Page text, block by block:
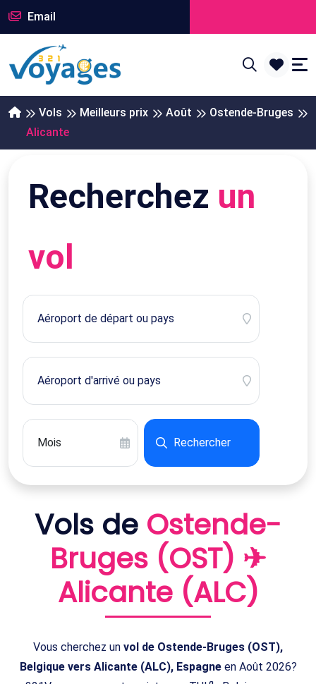
Email
Vols Meilleurs prix Août
Ostende-Bruges
Alicante
Recherchez un
vol
Rechercher
Vols de Ostende-
Bruges (OST) ✈
Alicante (ALC)
Vous cherchez un vol de Ostende-Bruges (OST),
Belgique vers Alicante (ALC), Espagneen Août 2026?